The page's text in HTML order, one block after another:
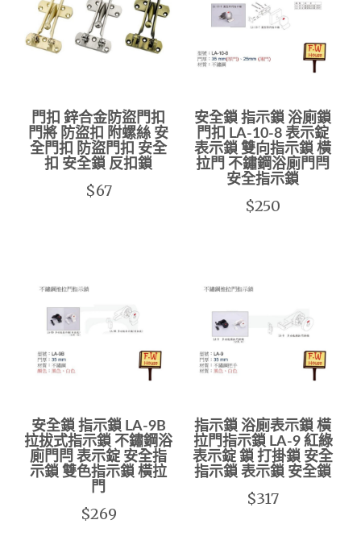
門扣 鋅合金防盜門扣
門將 防盜扣 附螺絲 安
全門扣 防盜門扣 安全
扣 安全鎖 反扣鎖
$67
安全鎖 指示鎖 浴廁鎖
門扣 LA-10-8 表示錠
表示鎖 雙向指示鎖 橫
拉門 不鏽鋼浴廁門閂
安全指示鎖
$250
安全鎖 指示鎖 LA-9B
拉拔式指示鎖 不鏽鋼浴
廁門閂 表示錠 安全指
示鎖 雙色指示鎖 橫拉
門
$269
指示鎖 浴廁表示鎖 橫
拉門指示鎖 LA-9 紅綠
表示錠 鎖 打掛鎖 安全
指示鎖 表示鎖 安全鎖
$317